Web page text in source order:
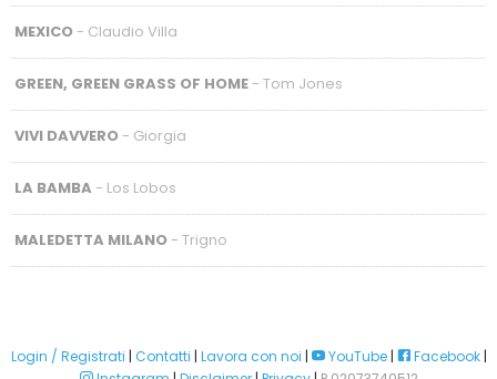
MEXICO- Claudio Villa
GREEN, GREEN GRASS OF HOME- Tom Jones
VIVI DAVVERO- Giorgia
LA BAMBA - Los Lobos
MALEDETTA MILANO- Trigno
Login / Registrati | Contatti | Lavora con noi | YouTube| Facebook|